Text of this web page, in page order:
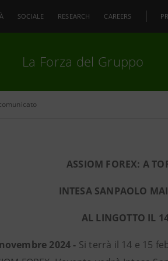
SOCIALE RESEARCH CAREERS
La Forza del Gruppo
ASSIOM FOREX: A
INTESA SANPAOLO
AL LINGOTTO IL
2024 - Si terrà il 14 e 15